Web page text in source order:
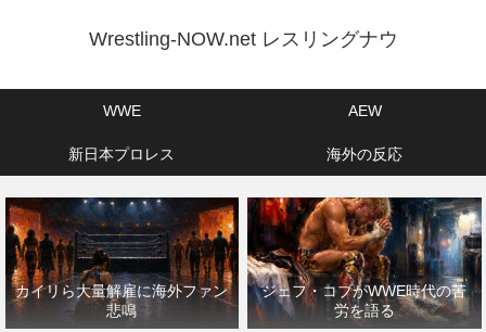
Wrestling-NOW.net レスリングナウ
WWE AEW
新日本プロレス 海外の反応
カイリら大量解雇に海外ファン
悲鳴
ジェフ・コブがWWE時代の苦
労を語る